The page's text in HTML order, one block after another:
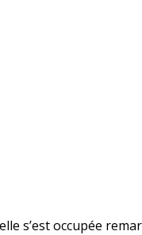
s’est occupée